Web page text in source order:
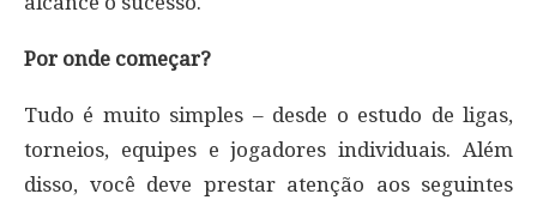
Por onde começar?
Tudo é muito simples – desde o estudo de ligas,
torneios, equipes e jogadores individuais. Além
disso, você deve prestar atenção aos seguintes